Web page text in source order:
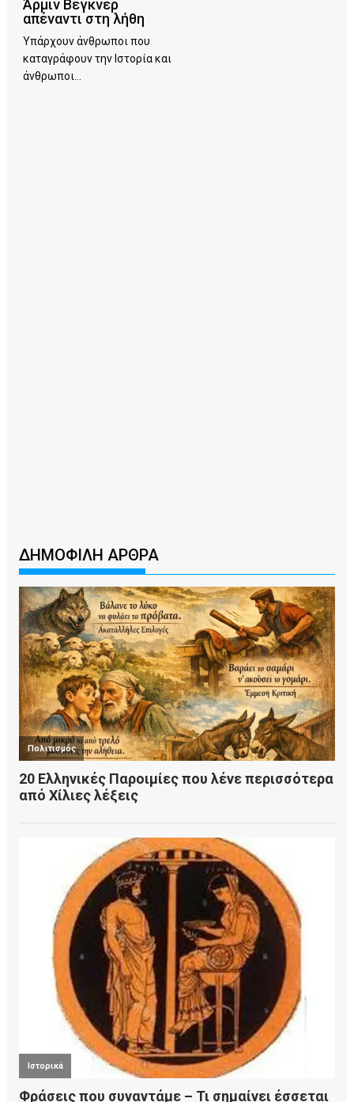
Άρμιν Βέγκνερ
απέναντι στη λήθη
Υπάρχουν άνθρωποι που
καταγράφουν την Ιστορία και
άνθρωποι...
ΔΗΜΟΦΙΛΗ ΑΡΘΡΑ